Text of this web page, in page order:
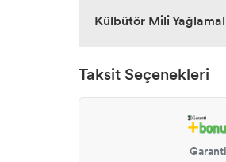
Külbütör Mili
Taksit Seçenekleri